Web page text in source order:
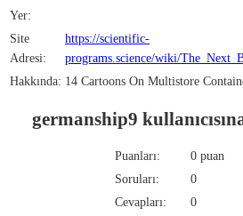
Yer:
Site
Adresi:
https://scientific-
programs.science/wiki/
Hakkında: 14 Cartoons On Multistore
germanship9
Puanları: 0puan
Soruları:
0
Cevapları:
0